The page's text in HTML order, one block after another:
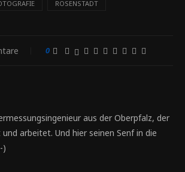
ROSENSTADT
0
aus der Oberpfalz, der
arbeitet. Und hier seinen Senf in die
)